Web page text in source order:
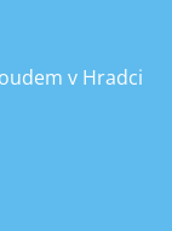
v Hradci